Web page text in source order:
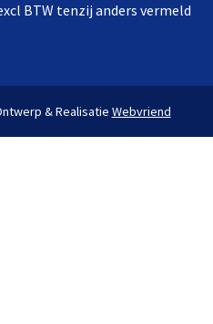
BTW tenzij anders vermeld
& Realisatie Webvriend